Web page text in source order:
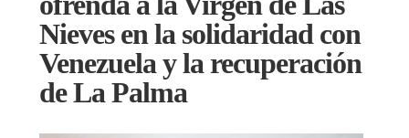
Nieves en la solidaridad con
Venezuela y la recuperación
de La Palma